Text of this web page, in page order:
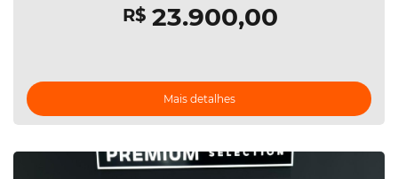
R$23.900,00
Mais detalhes